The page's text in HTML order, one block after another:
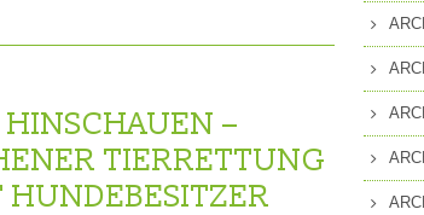
–
TIERRETTUNG
HUNDEBESITZER